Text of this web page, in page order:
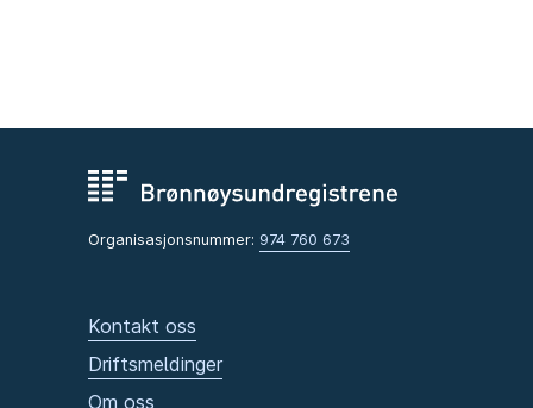
Organisasjonsnummer: 974 760 673
Kontakt oss
Driftsmeldinger
Om oss